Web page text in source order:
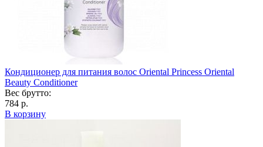
Кондиционер для питания волос Oriental Princess Oriental
Beauty Conditioner
Вес брутто:
784 р.
В корзину